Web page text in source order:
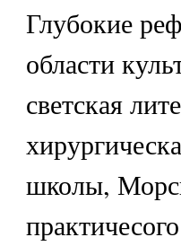
Глубокие
области
светская
школы,